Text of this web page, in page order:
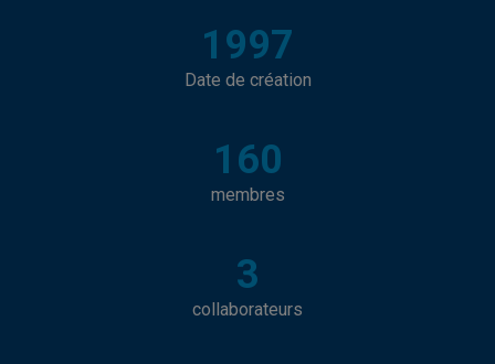
1997
Date de création
160
membres
3
collaborateurs